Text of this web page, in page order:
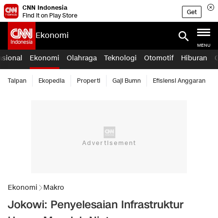
CNN Indonesia
Find it on Play Store
Get
Ekonomi
MENU
Ekonomi Olahraga Teknologi Otomotif Hiburan
Taipan Ekopedia Properti Gaji Bumn Efisiensi Anggaran
Ekonomi Makro
Jokowi: Penyelesaian Infrastruktur